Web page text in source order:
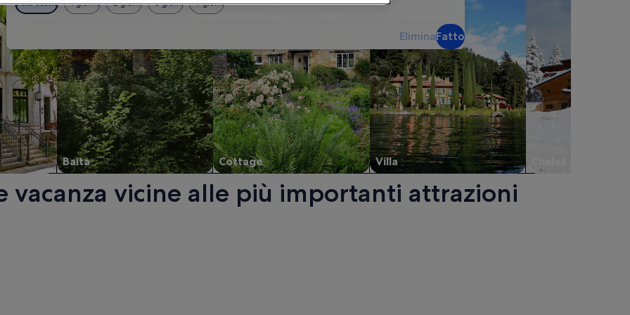
Date esatte ± 1 giorno ± 2 giorni ± 3 giorni ± 7 giorni
EliminaFatto
Baita Cottage Villa
vacanza vicine alle più importanti attrazioni